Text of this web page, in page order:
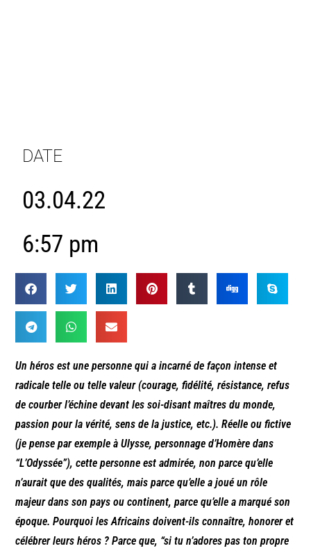
DATE
03.04.22
6:57 pm
Un héros est une personne qui a incarné de façon intense et
radicale telle ou telle valeur (courage, fidélité, résistance, refus
de courber l’échine devant les soi-disant maîtres du monde,
passion pour la vérité, sens de la justice, etc.). Réelle ou fictive
(je pense par exemple à Ulysse, personnage d’Homère dans
“L’Odyssée”), cette personne est admirée, non parce qu’elle
n’aurait que des qualités, mais parce qu’elle a joué un rôle
majeur dans son pays ou continent, parce qu’elle a marqué son
époque. Pourquoi les Africains doivent-ils connaître, honorer et
célébrer leurs héros ? Parce que, “si tu n’adores pas ton propre